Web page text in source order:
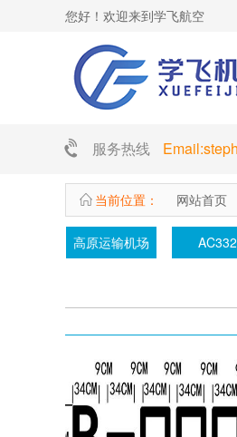
您好！欢迎来到学飞航空
服务热线
当前位置： 网站首页
零重力航空 h425